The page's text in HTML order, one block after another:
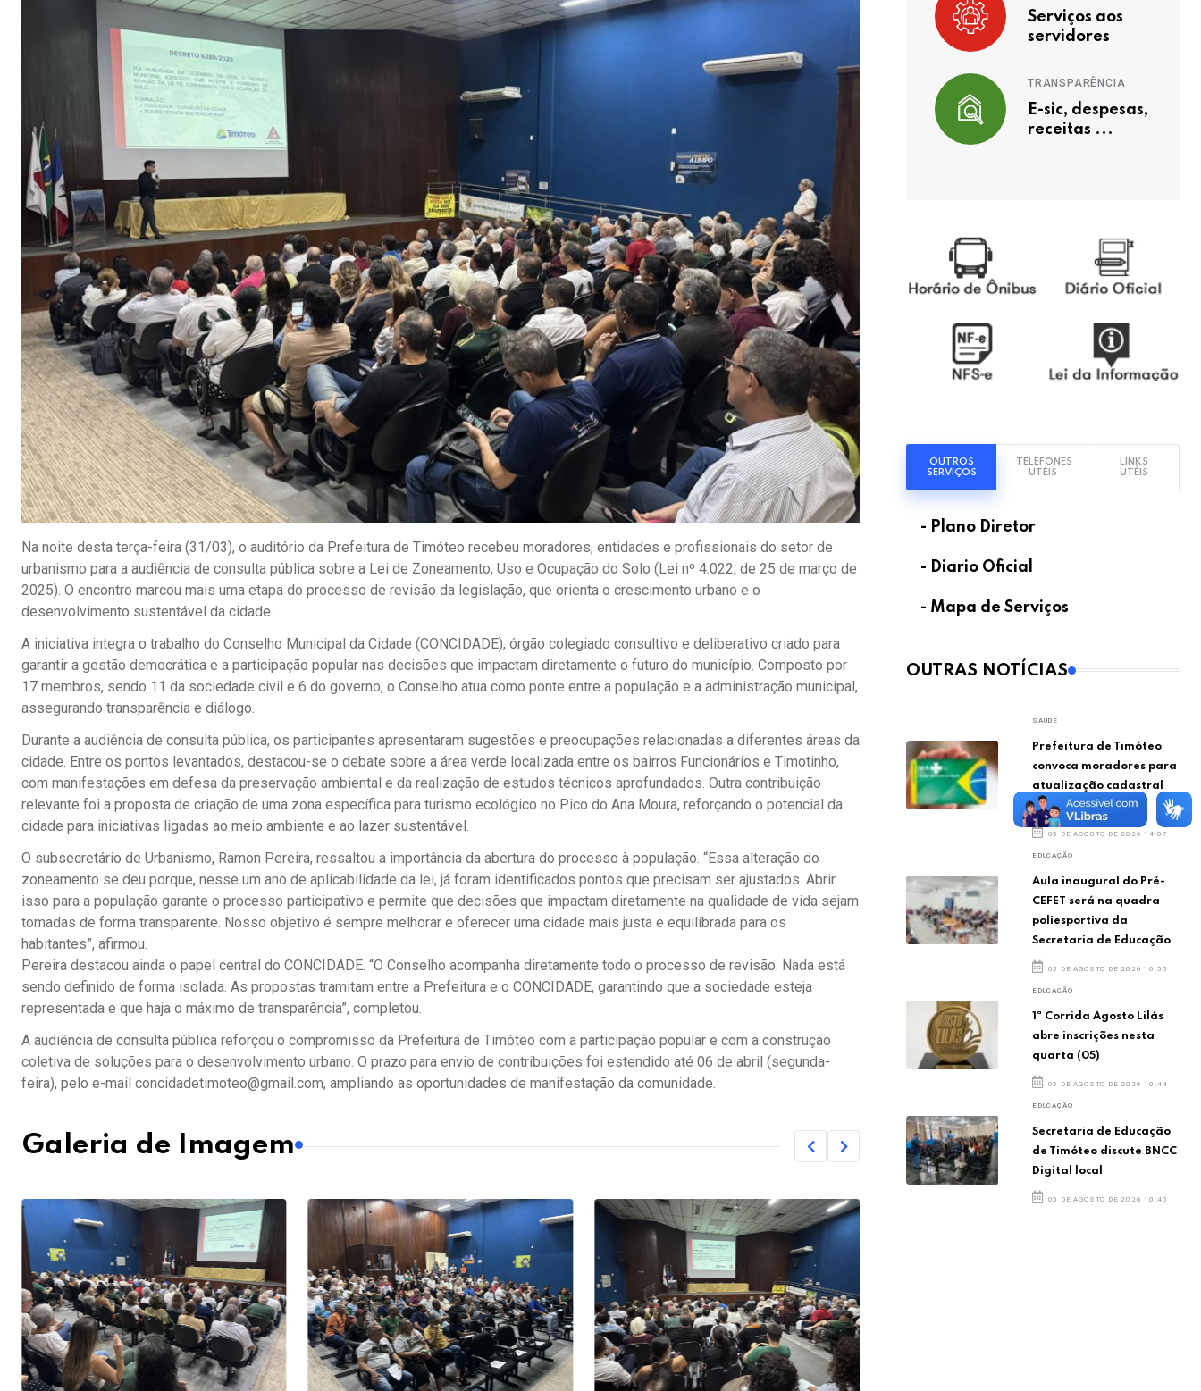
Na noite desta terça-feira (31/03), o auditório da Prefeitura de Timóteo recebeu moradores, entidades e profissionais do setor de
urbanismo para a audiência de consulta pública sobre a Lei de Zoneamento, Uso e Ocupação do Solo (Lei nº 4.022, de 25 de março de
2025). O encontro marcou mais uma etapa do processo de revisão da legislação, que orienta o crescimento urbano e o
desenvolvimento sustentável da cidade.
A iniciativa integra o trabalho do Conselho Municipal da Cidade (CONCIDADE), órgão colegiado consultivo e deliberativo criado para
garantir a gestão democrática e a participação popular nas decisões que impactam diretamente o futuro do município. Composto por
17 membros, sendo 11 da sociedade civil e 6 do governo, o Conselho atua como ponte entre a população e a administração municipal,
assegurando transparência e diálogo.
Durante a audiência de consulta pública, os participantes apresentaram sugestões e preocupações relacionadas a diferentes áreas da
cidade. Entre os pontos levantados, destacou-se o debate sobre a área verde localizada entre os bairros Funcionários e Timotinho,
com manifestações em defesa da preservação ambiental e da realização de estudos técnicos aprofundados. Outra contribuição
relevante foi a proposta de criação de uma zona específica para turismo ecológico no Pico do Ana Moura, reforçando o potencial da
cidade para iniciativas ligadas ao meio ambiente e ao lazer sustentável.
O subsecretário de Urbanismo, Ramon Pereira, ressaltou a importância da abertura do processo à população. “Essa alteração do
zoneamento se deu porque, nesse um ano de aplicabilidade da lei, já foram identificados pontos que precisam ser ajustados. Abrir
isso para a população garante o processo participativo e permite que decisões que impactam diretamente na qualidade de vida sejam
tomadas de forma transparente. Nosso objetivo é sempre melhorar e oferecer uma cidade mais justa e equilibrada para os
habitantes”, afirmou.
Pereira destacou ainda o papel central do CONCIDADE. “O Conselho acompanha diretamente todo o processo de revisão. Nada está
sendo definido de forma isolada. As propostas tramitam entre a Prefeitura e o CONCIDADE, garantindo que a sociedade esteja
representada e que haja o máximo de transparência”, completou.
A audiência de consulta pública reforçou o compromisso da Prefeitura de Timóteo com a participação popular e com a construção
coletiva de soluções para o desenvolvimento urbano. O prazo para envio de contribuições foi estendido até 06 de abril (segunda-
feira), pelo e-mail concidadetimoteo@gmail.com, ampliando as oportunidades de manifestação da comunidade.
Galeria de Imagem
Serviços aos
servidores
TRANSPARÊNCIA
E-sic, despesas,
receitas ...
OUTROS
SERVIÇOS
TELEFONES
UTÉIS
LINKS
UTÉIS
- Plano Diretor
- Diario Oficial
- Mapa de Serviços
OUTRAS NOTÍCIAS
SAÚDE
Prefeitura de Timóteo
convoca moradores para
atualização cadastral
no SUS
05 DE AGOSTO DE 2026 14:07
EDUCAÇÃO
Aula inaugural do Pré-
CEFET será na quadra
poliesportiva da
Secretaria de Educação
05 DE AGOSTO DE 2026 10:55
EDUCAÇÃO
1ª Corrida Agosto Lilás
abre inscrições nesta
quarta (05)
05 DE AGOSTO DE 2026 10:44
EDUCAÇÃO
Secretaria de Educação
de Timóteo discute BNCC
Digital local
05 DE AGOSTO DE 2026 10:40